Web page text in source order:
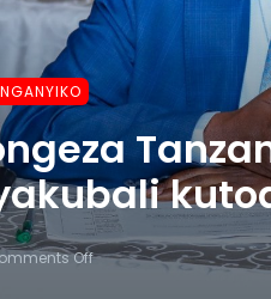
Off
On